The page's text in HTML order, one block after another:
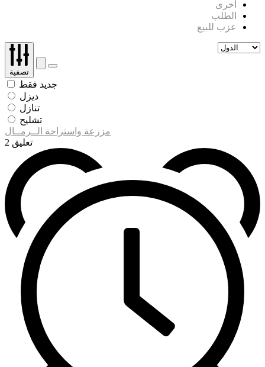
أخرى
الطلب
عزب للبيع
تصفية
جديد فقط
ديزل
تنازل
تشليح
مزرعة واستراحة الــرمــال
2 تعليق